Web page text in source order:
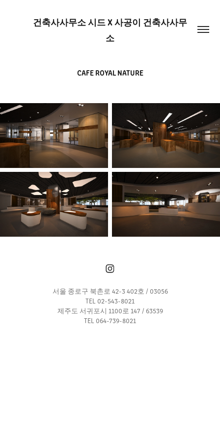
건축사사무소 시드 X 사공이 건축사사무
소
CAFE ROYAL NATURE
서울 종로구 북촌로 42-3 402호 / 03056
TEL 02-543-8021
제주도 서귀포시 1100로 147 / 63539
TEL 064-739-8021